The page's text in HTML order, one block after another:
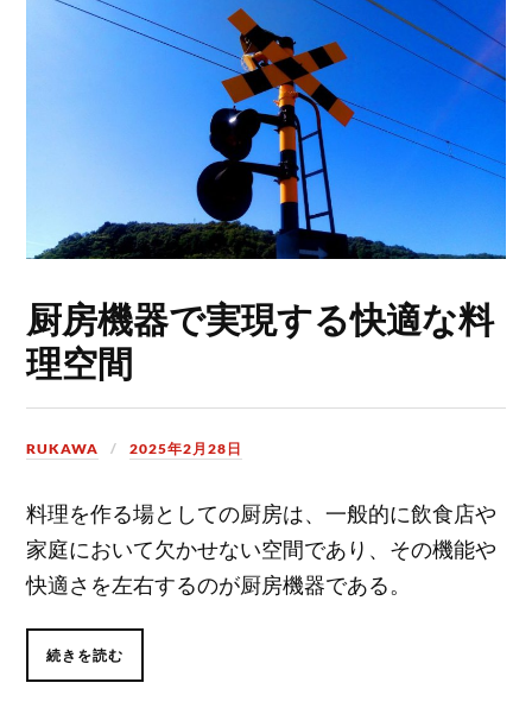
厨房機器で実現する快適な料
理空間
RUKAWA 2025年2月28日
料理を作る場としての厨房は、一般的に飲食店や
家庭において欠かせない空間であり、その機能や
快適さを左右するのが厨房機器である。
続きを読む